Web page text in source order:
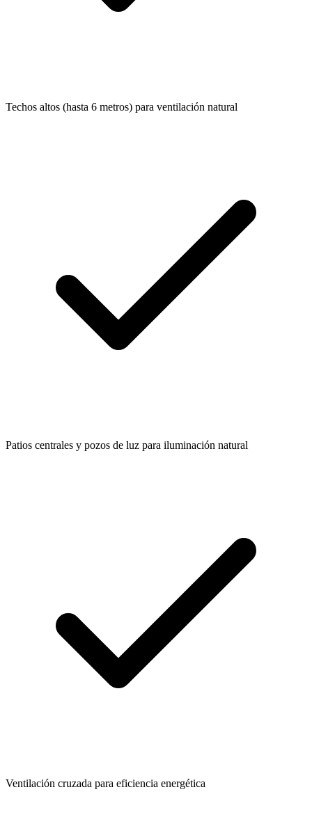
Techos altos (hasta 6 metros) para ventilación natural
Patios centrales y pozos de luz para iluminación natural
Ventilación cruzada para eficiencia energética